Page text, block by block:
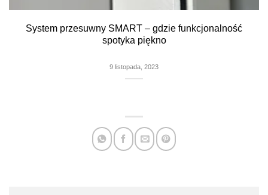
System przesuwny SMART – gdzie funkcjonalność
spotyka piękno
9 listopada, 2023